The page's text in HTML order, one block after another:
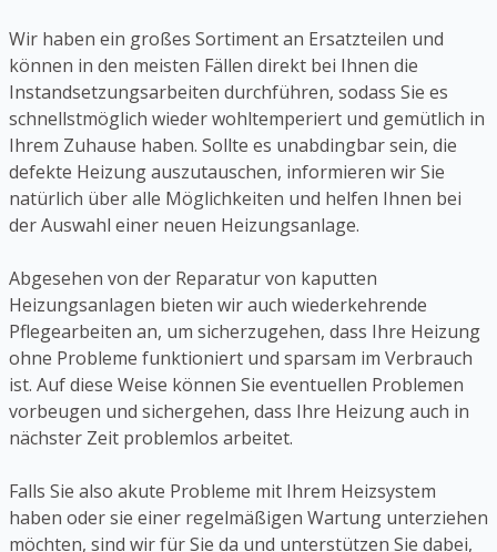
Wir haben ein großes Sortiment an Ersatzteilen und
können in den meisten Fällen direkt bei Ihnen die
Instandsetzungsarbeiten durchführen, sodass Sie es
schnellstmöglich wieder wohltemperiert und gemütlich in
Ihrem Zuhause haben. Sollte es unabdingbar sein, die
defekte Heizung auszutauschen, informieren wir Sie
natürlich über alle Möglichkeiten und helfen Ihnen bei
der Auswahl einer neuen Heizungsanlage.
Abgesehen von der Reparatur von kaputten
Heizungsanlagen bieten wir auch wiederkehrende
Pflegearbeiten an, um sicherzugehen, dass Ihre Heizung
ohne Probleme funktioniert und sparsam im Verbrauch
ist. Auf diese Weise können Sie eventuellen Problemen
vorbeugen und sichergehen, dass Ihre Heizung auch in
nächster Zeit problemlos arbeitet.
Falls Sie also akute Probleme mit Ihrem Heizsystem
haben oder sie einer regelmäßigen Wartung unterziehen
möchten, sind wir für Sie da und unterstützen Sie dabei,